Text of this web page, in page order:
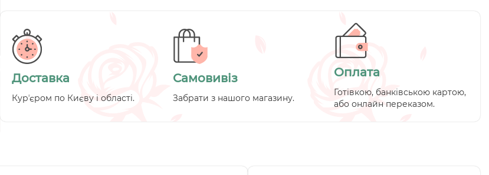
Доставка
Курʼєром по Києву і області.
Самовивіз
Забрати з нашого магазину.
Оплата
Готівкою, банківською картою,
або онлайн переказом.